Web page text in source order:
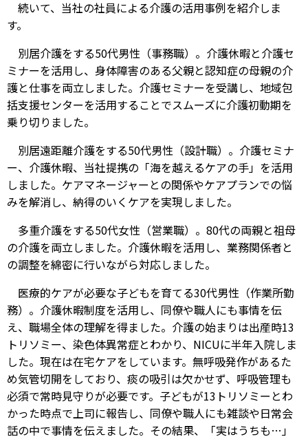
続いて、当社の社員による介護の活用事例を紹介しま
す。
別居介護をする50代男性（事務職）。介護休暇と介護セ
ミナーを活用し、身体障害のある父親と認知症の母親の介
護と仕事を両立しました。介護セミナーを受講し、地域包
括支援センターを活用することでスムーズに介護初動期を
乗り切りました。
別居遠距離介護をする50代男性（設計職）。介護セミナ
ー、介護休暇、当社提携の「海を越えるケアの手」を活用
しました。ケアマネージャーとの関係やケアプランでの悩
みを解消し、納得のいくケアを実現しました。
多重介護をする50代女性（営業職）。80代の両親と祖母
の介護を両立しました。介護休暇を活用し、業務関係者と
の調整を綿密に行いながら対応しました。
医療的ケアが必要な子どもを育てる30代男性（作業所勤
務）。介護休暇制度を活用し、同僚や職人にも事情を伝
え、職場全体の理解を得ました。介護の始まりは出産時13
トリソミー、染色体異常症とわかり、NICUに半年入院しま
した。現在は在宅ケアをしています。無呼吸発作があるた
め気管切開をしており、痰の吸引は欠かせず、呼吸管理も
必須で常時見守りが必要です。子どもが13トリソミーとわ
かった時点で上司に報告し、同僚や職人にも雑談や日常会
話の中で事情を伝えました。その結果、「実はうちも…」